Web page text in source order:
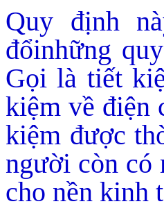
Quy định
đổinhững
Gọi là tiết
kiệm về điện
kiệm được
người còn có
cho nền kinh